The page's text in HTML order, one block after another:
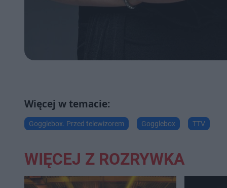
Gogglebox. Przed telewizorem Gogglebox TTV
WIĘCEJ Z ROZRYWKA